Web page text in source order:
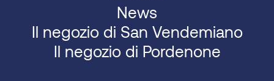
News
Il negozio di San Vendemiano
Il negozio di Pordenone